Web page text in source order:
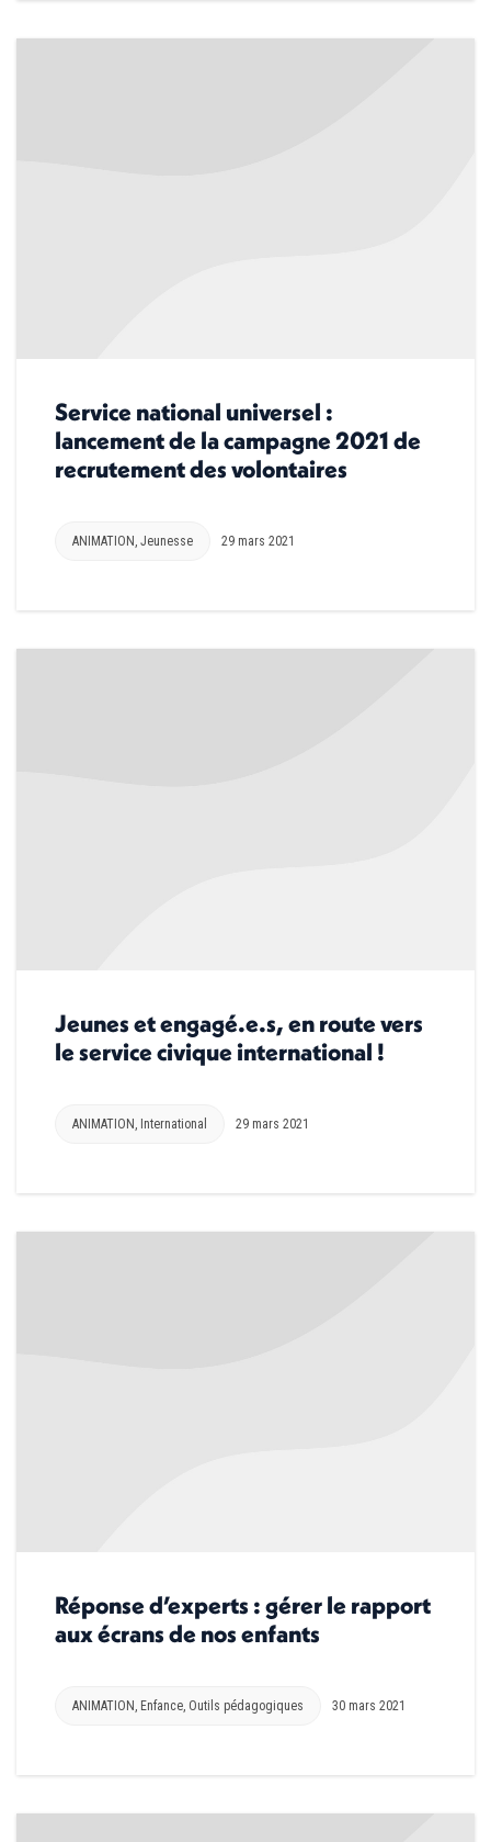
Service national universel :
lancement de la campagne 2021 de
recrutement des volontaires
ANIMATION , Jeunesse 29 mars 2021
Jeunes et engagé.e.s, en route vers
le service civique international !
ANIMATION International 29 mars 2021
Réponse d’experts : gérer le rapport
aux écrans de nos enfants
ANIMATION , Enfance, Outils pédagogiques 30 mars 2021